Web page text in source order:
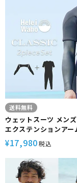
送料無料
ウェットスーツ メン
エクステンションアー
インナー セット 2ピー
アップ HeleiWaho ヘ
CLASSIC 3mm ×
INNER 2mm サーフ
ング リバーシブル
¥17,980税込